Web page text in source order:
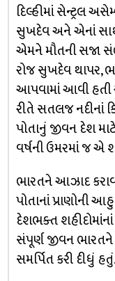
દિલ્હીમાં સેન્ટ્રલ
સુખદેવ અને એનાં
એમને મૌતની સજા
રોજ સુખદેવ થાપર,
આપવામાં આવી
રીતે સતલજ નદીનાં
પોતાનું જીવન દેશ
વર્ષની ઉમરમાં જ એ
ભારતને આઝાદ
પોતાનાં પ્રાણોની
દેશભક્ત
સંપૂર્ણ જીવન
સમર્પિત કરી દીધું હતું.